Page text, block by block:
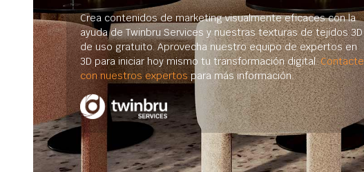
Crea contenidos de marketing visualmente eficaces con la
ayuda de Twinbru Services y nuestras texturas de tejidos 3D
de uso gratuito. Aprovecha nuestro equipo de expertos en
3D para iniciar hoy mismo tu transformación digital.Contacte
con nuestros expertos para más información.